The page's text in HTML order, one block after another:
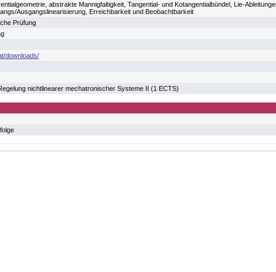
abstrakte Mannigfaltigkeit, Tangential- und Kotangentialbündel, Lie-
Ausgangslinearisierung, Erreichbarkeit und Beobachtbarkeit
Prüfung
downloads/
nichtlinearer mechatronischer Systeme II (1 ECTS)